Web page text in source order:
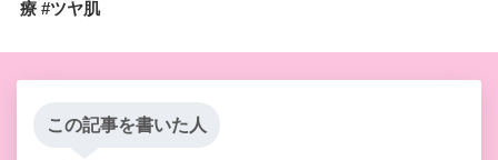
療 #ツヤ肌
この記事を書いた人